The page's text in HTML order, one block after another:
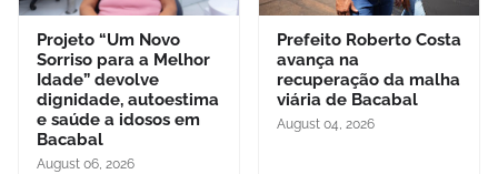
Projeto “Um Novo
Sorriso para a Melhor
Idade” devolve
dignidade, autoestima
e saúde a idosos em
Bacabal
August 06, 2026
Prefeito Roberto Costa
avança na
recuperação da malha
viária de Bacabal
August 04, 2026